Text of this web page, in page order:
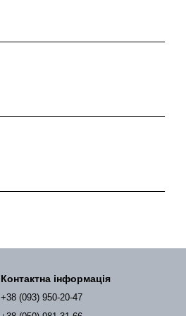
Контактна інформація
+38 (093) 950-20-47